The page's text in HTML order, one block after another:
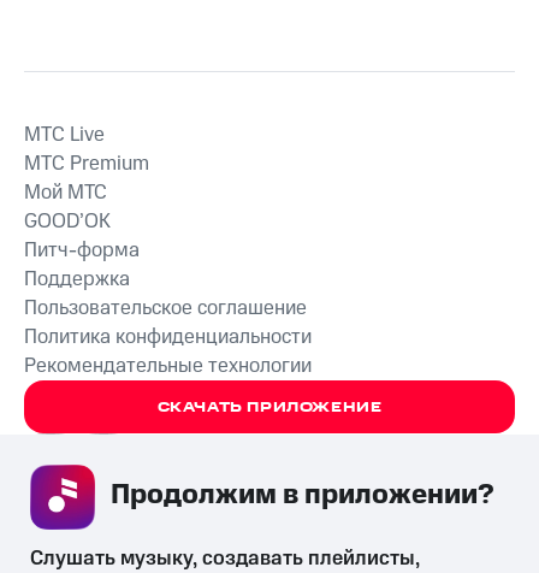
СКАЧАТЬ ПРИЛОЖЕНИЕ
MTС Live
MTС Premium
Мой МТС
GOOD’OK
Питч-форма
Поддержка
Пользовательское соглашение
Политика конфиденциальности
Рекомендательные технологии
Незаконное потребление наркотических средств,
Продолжим в приложении?
Слушать музыку, создавать плейлисты,